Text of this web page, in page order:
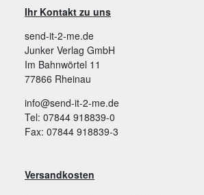
Ihr Kontakt zu uns
send-it-2-me.de
Junker Verlag GmbH
Im Bahnwörtel 11
77866 Rheinau
info@send-it-2-me.de
Tel: 07844 918839-0
Fax: 07844 918839-3
Versandkosten